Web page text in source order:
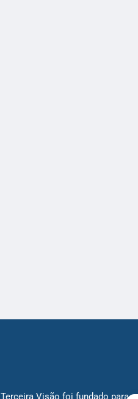
Visão foi fundado para